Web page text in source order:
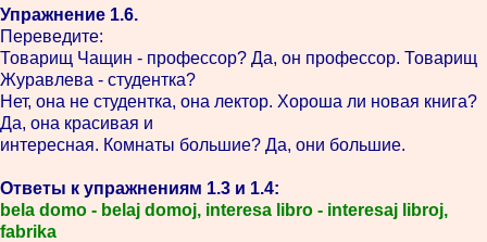
Упражнение 1.6.
Переведите:
Товарищ Чащин - профессор? Да, он профессор. Товарищ
Журавлева - студентка?
Нет, она не студентка, она лектор. Хороша ли новая книга?
Да, она красивая и
интересная. Комнаты большие? Да, они большие.
Ответы к упражнениям 1.3 и 1.4:
bela domo - belaj domoj, interesa libro - interesaj libroj,
fabrika